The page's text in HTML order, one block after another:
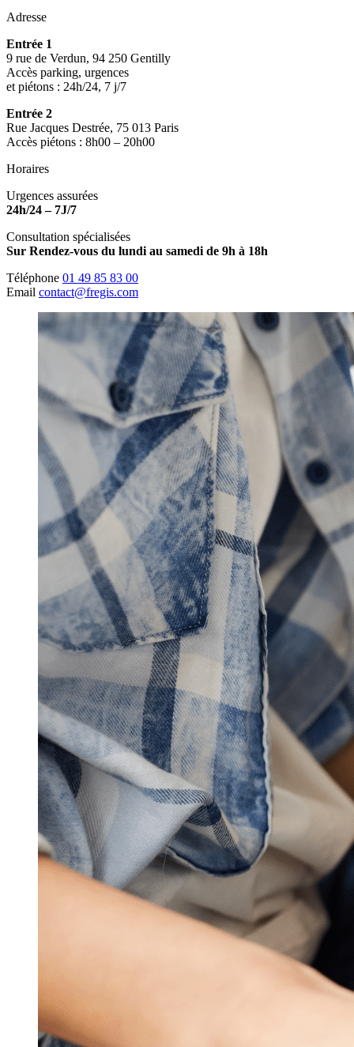
Adresse
Entrée 1
9 rue de Verdun, 94 250 Gentilly
Accès parking, urgences
et piétons : 24h/24, 7 j/7
Entrée 2
Rue Jacques Destrée, 75 013 Paris
Accès piétons : 8h00 – 20h00
Horaires
Urgences assurées
24h/24 – 7J/7
Consultation spécialisées
Sur Rendez-vous du lundi au samedi de 9h à 18h
Téléphone 01 49 85 83 00
Email contact@fregis.com